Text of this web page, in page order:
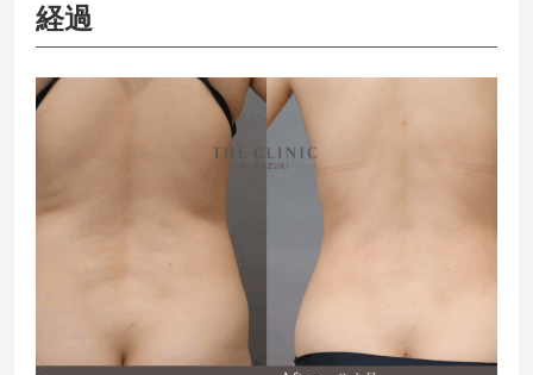
経過